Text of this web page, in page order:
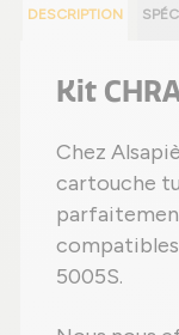
DESCRIPTION
Kit
Chez
cartouche
5005S.